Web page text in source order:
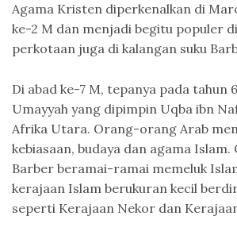
Agama Kristen diperkenalkan di
ke-2 M dan menjadi begitu populer
perkotaan juga di kalangan suku
Di abad ke-7 M, tepanya pada tahun
Umayyah yang dipimpin Uqba ibn
Afrika Utara. Orang-orang Arab
kebiasaan, budaya dan agama
Barber beramai-ramai memeluk
kerajaan Islam berukuran kecil
seperti Kerajaan Nekor dan